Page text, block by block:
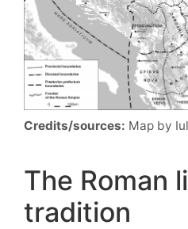
Credits/sources: Map by
The Roman
tradition